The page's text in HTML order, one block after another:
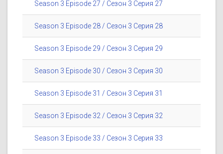
Season 3 Episode 27 / Сезон 3 Серия 27
Season 3 Episode 28 / Сезон 3 Серия 28
Season 3 Episode 29 / Сезон 3 Серия 29
Season 3 Episode 30 / Сезон 3 Серия 30
Season 3 Episode 31 / Сезон 3 Серия 31
Season 3 Episode 32 / Сезон 3 Серия 32
Season 3 Episode 33 / Сезон 3 Серия 33